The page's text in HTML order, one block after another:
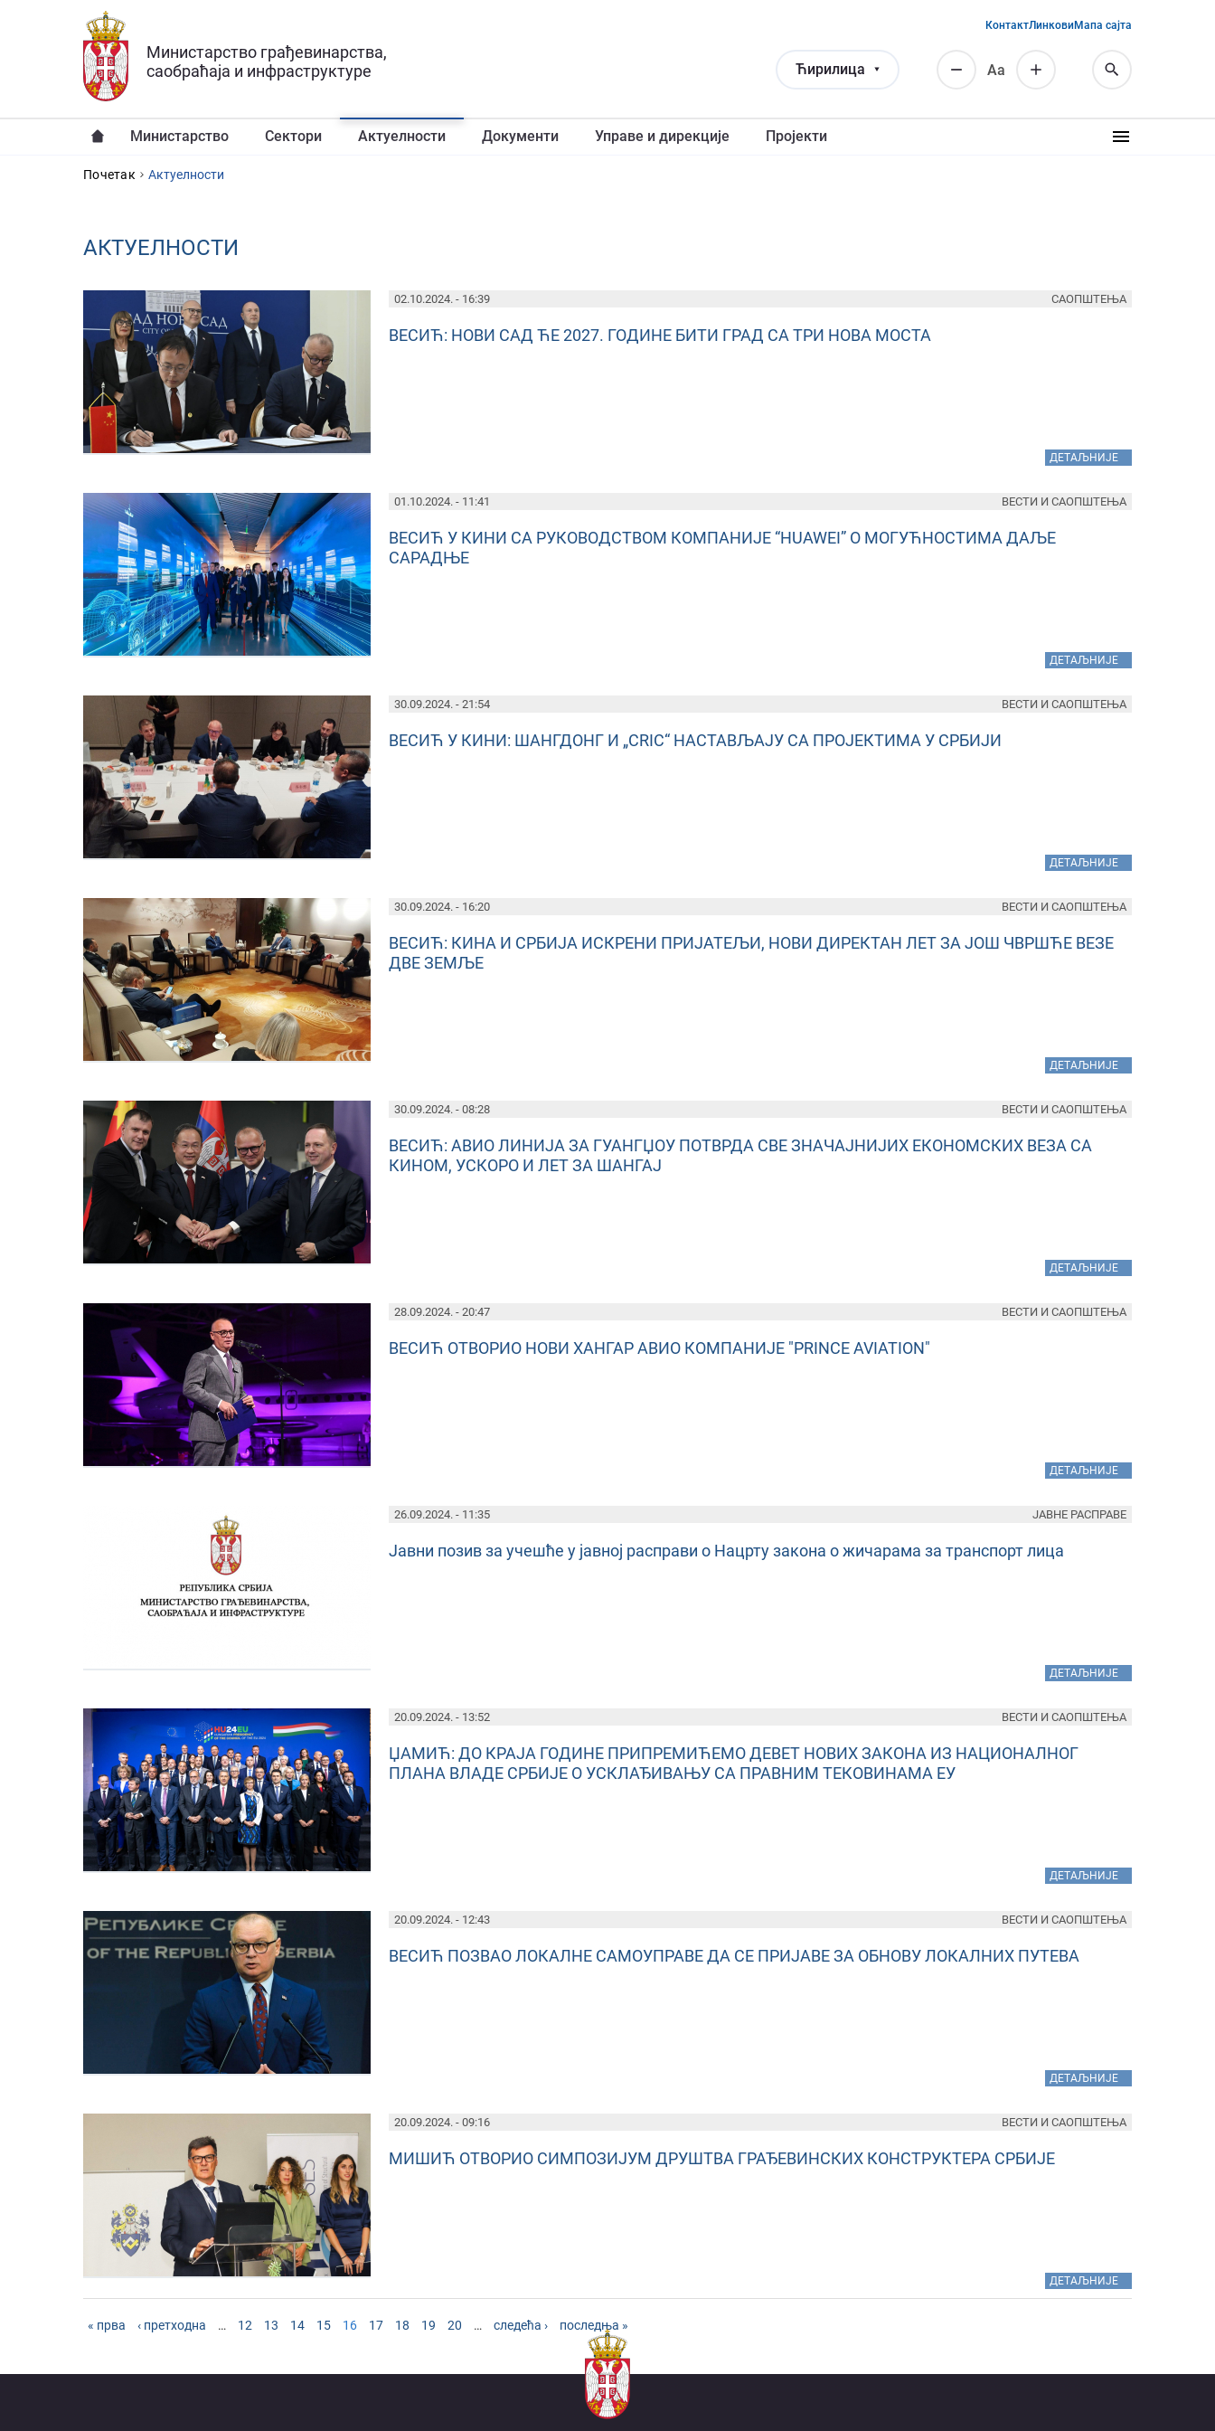
Прескочи на главни део садржаја
Министарство грађевинарства,
саобраћаја и инфраструктуре
Ћирилица Аа
КонтактЛинковиМапа сајта
Министарство Сектори Актуелности Документи Управе и дирекције Пројекти
YOU ARE HERE
Почетак Aктуелности
AКТУЕЛНОСТИ
02.10.2024. - 16:39
ВЕСИЋ: НОВИ САД ЋЕ 2027. ГОДИНЕ БИТИ ГРАД СА ТРИ НОВА МОСТА
ДЕТАЉНИЈЕ
САОПШТЕЊА
01.10.2024. - 11:41
ВЕСИЋ У КИНИ СА РУКОВОДСТВОМ КОМПАНИЈЕ “HUAWEI” О МОГУЋНОСТИМА ДАЉЕ
САРАДЊЕ
ДЕТАЉНИЈЕ
ВЕСТИ И САОПШТЕЊА
30.09.2024. - 21:54
ВЕСИЋ У КИНИ: ШАНГДОНГ И „CRIC“ НАСТАВЉАЈУ СА ПРОЈЕКТИМА У СРБИЈИ
ДЕТАЉНИЈЕ
ВЕСТИ И САОПШТЕЊА
30.09.2024. - 16:20
ВЕСИЋ: КИНА И СРБИЈА ИСКРЕНИ ПРИЈАТЕЉИ, НОВИ ДИРЕКТАН ЛЕТ ЗА ЈОШ ЧВРШЋЕ ВЕЗЕ
ДВЕ ЗЕМЉЕ
ДЕТАЉНИЈЕ
ВЕСТИ И САОПШТЕЊА
30.09.2024. - 08:28
ВЕСИЋ: АВИО ЛИНИЈА ЗА ГУАНГЏОУ ПОТВРДА СВЕ ЗНАЧАЈНИЈИХ ЕКОНОМСКИХ ВЕЗА СА
КИНОМ, УСКОРО И ЛЕТ ЗА ШАНГАЈ
ДЕТАЉНИЈЕ
ВЕСТИ И САОПШТЕЊА
28.09.2024. - 20:47
ВЕСИЋ ОТВОРИО НОВИ ХАНГАР АВИО КОМПАНИЈЕ "PRINCE AVIATION"
ДЕТАЉНИЈЕ
ВЕСТИ И САОПШТЕЊА
26.09.2024. - 11:35
Јавни позив за учешће у јавној расправи о Нацрту закона о жичарама за транспорт лица
ДЕТАЉНИЈЕ
ЈАВНЕ РАСПРАВЕ
20.09.2024. - 13:52
ЏАМИЋ: ДО КРАЈА ГОДИНЕ ПРИПРЕМИЋЕМО ДЕВЕТ НОВИХ ЗАКОНА ИЗ НАЦИОНАЛНОГ
ПЛАНА ВЛАДЕ СРБИЈЕ О УСКЛАЂИВАЊУ СА ПРАВНИМ ТЕКОВИНАМА ЕУ
ДЕТАЉНИЈЕ
ВЕСТИ И САОПШТЕЊА
20.09.2024. - 12:43
ВЕСИЋ ПОЗВАО ЛОКАЛНЕ САМОУПРАВЕ ДА СЕ ПРИЈАВЕ ЗА ОБНОВУ ЛОКАЛНИХ ПУТЕВА
ДЕТАЉНИЈЕ
ВЕСТИ И САОПШТЕЊА
20.09.2024. - 09:16
МИШИЋ ОТВОРИО СИМПОЗИЈУМ ДРУШТВА ГРАЂЕВИНСКИХ КОНСТРУКТЕРА СРБИЈЕ
ДЕТАЉНИЈЕ
ВЕСТИ И САОПШТЕЊА
PAGES
« прва ‹ претходна … 12 13 14 15 16 17 18 19 20 … следећа › последња »